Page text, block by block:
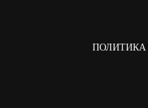
ПОЛИТИКА